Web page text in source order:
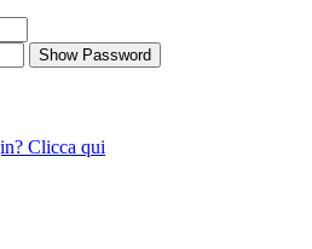
Show Password
Clicca qui